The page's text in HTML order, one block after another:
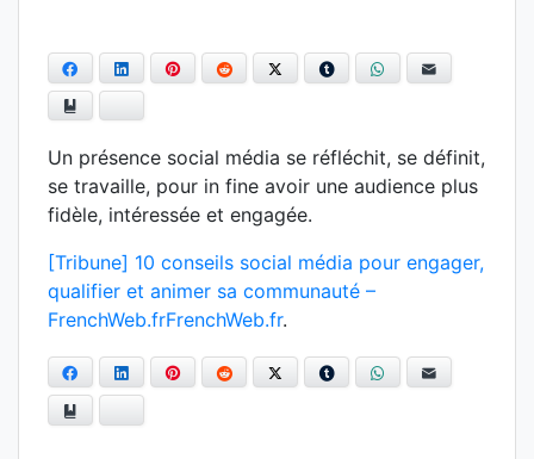
FacebookLinkedIn Pinterest Reddit Twitter Tumblr WhatsApp
Un présence social média se réfléchit, se définit,
se travaille, pour in fine avoir une audience plus
fidèle, intéressée et engagée.
[Tribune] 10 conseils social média pour engager,
qualifier et animer sa communauté –
FrenchWeb.frFrenchWeb.fr.
FacebookLinkedIn Pinterest Reddit Twitter Tumblr WhatsApp